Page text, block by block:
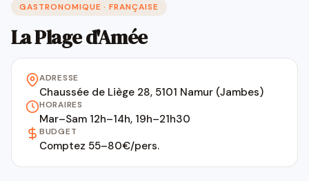
GASTRONOMIQUE · FRANÇAISE
La Plage d'Amée
ADRESSE
Chaussée de Liège 28, 5101 Namur (Jambes)
HORAIRES
Mar–Sam 12h–14h, 19h–21h30
BUDGET
Comptez 55–80€/pers.